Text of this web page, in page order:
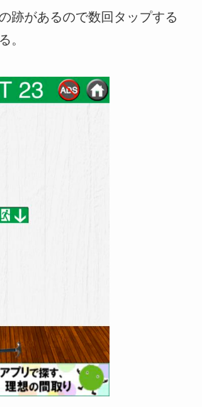
跡があるので数回タップする
。